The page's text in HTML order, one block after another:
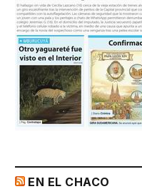
EN EL CHACO